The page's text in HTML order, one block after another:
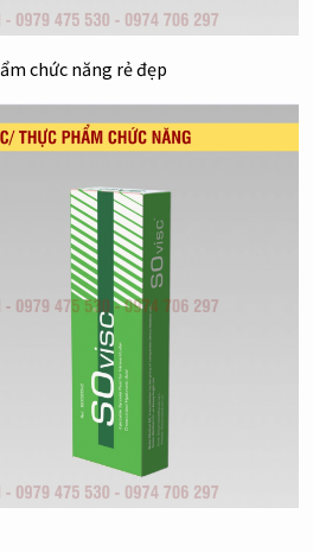
chức năng rẻ đẹp